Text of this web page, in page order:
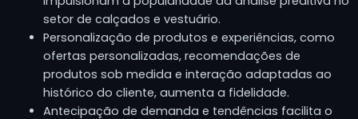
setor de calçados e vestuário.
Personalização de produtos e experiências, como
ofertas personalizadas, recomendações de
produtos sob medida e interação adaptadas ao
histórico do cliente, aumenta a fidelidade.
Antecipação de demanda e tendências facilita o